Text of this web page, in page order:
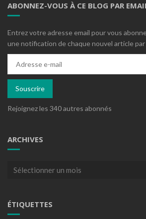
ABONNEZ-VOUS À CE BLOG PAR
Entrez votre adresse email pour vous
une notification de chaque nouvel article par
mail
Souscrire
Rejoignez les 340 autres abonnés
ARCHIVES
Archives
ÉTIQUETTES